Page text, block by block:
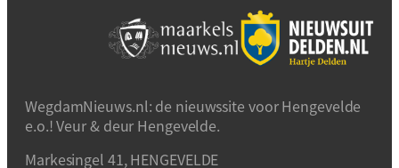
WegdamNieuws.nl: de nieuwssite voor Hengevelde
e.o.! Veur & deur Hengevelde.
Markesingel 41, HENGEVELDE